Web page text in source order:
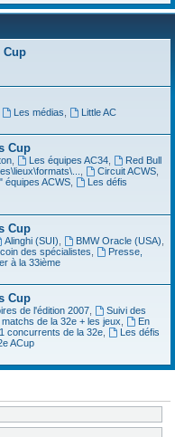
Cup
Les médias,
Little AC
Cup
, Les équipes AC34,
Red Bull
, Circuit ACWS,
équipes ACWS,
Les défis
Cup
Alinghi (SUI), BMW Oracle (USA),
coin des spécialistes,
Presse,
à la 33ième
Cup
de l'édition 2007,
Suivi des
de la 32e + les jeux,
En
concurrents de la 32e,
Les défis
ACup